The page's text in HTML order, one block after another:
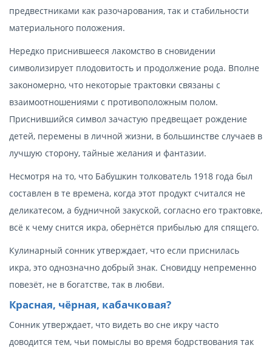
предвестниками как разочарования, так и стабильности
материального положения.
Нередко приснившееся лакомство в сновидении
символизирует плодовитость и продолжение рода. Вполне
закономерно, что некоторые трактовки связаны с
взаимоотношениями с противоположным полом.
Приснившийся символ зачастую предвещает рождение
детей, перемены в личной жизни, в большинстве случаев в
лучшую сторону, тайные желания и фантазии.
Несмотря на то, что Бабушкин толкователь 1918 года был
составлен в те времена, когда этот продукт считался не
деликатесом, а будничной закуской, согласно его трактовке,
всё к чему снится икра, обернётся прибылью для спящего.
Кулинарный сонник утверждает, что если приснилась
икра, это однозначно добрый знак. Сновидцу непременно
повезёт, не в богатстве, так в любви.
Красная, чёрная, кабачковая?
Сонник утверждает, что видеть во сне икру часто
доводится тем, чьи помыслы во время бодрствования так